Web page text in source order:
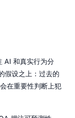
AI 和真实行为分
假设之上：过去的
在重要性判断上犯